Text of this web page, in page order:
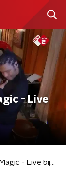
- Live
Sven Hammond - Black Magic - Live bij Spijkers met Koppen